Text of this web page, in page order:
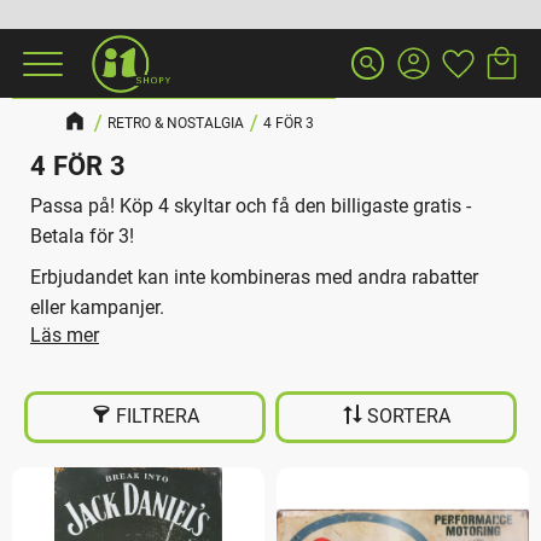
Meny search
RETRO & NOSTALGIA 4 FÖR 3
4 FÖR 3
Passa på! Köp 4 skyltar och få den billigaste gratis -
Betala för 3!
Erbjudandet kan inte kombineras med andra rabatter
eller kampanjer.
FILTRERA SORTERA